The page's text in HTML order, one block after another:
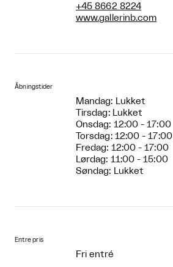
+45 8662 8224
www.gallerinb.com
Åbningstider
Mandag: Lukket
Tirsdag: Lukket
Onsdag: 12:00 - 17:00
Torsdag: 12:00 - 17:00
Fredag: 12:00 - 17:00
Lørdag: 11:00 - 15:00
Søndag: Lukket
Entre pris
Fri entré